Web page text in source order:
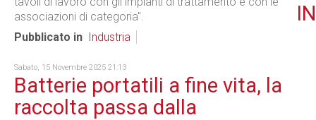
associazioni di categoria".
Pubblicato in
Industria
Sabato, 15 Novembre 2025 21:13
Batterie portatili a fine vita, la
raccolta passa dalla
IN